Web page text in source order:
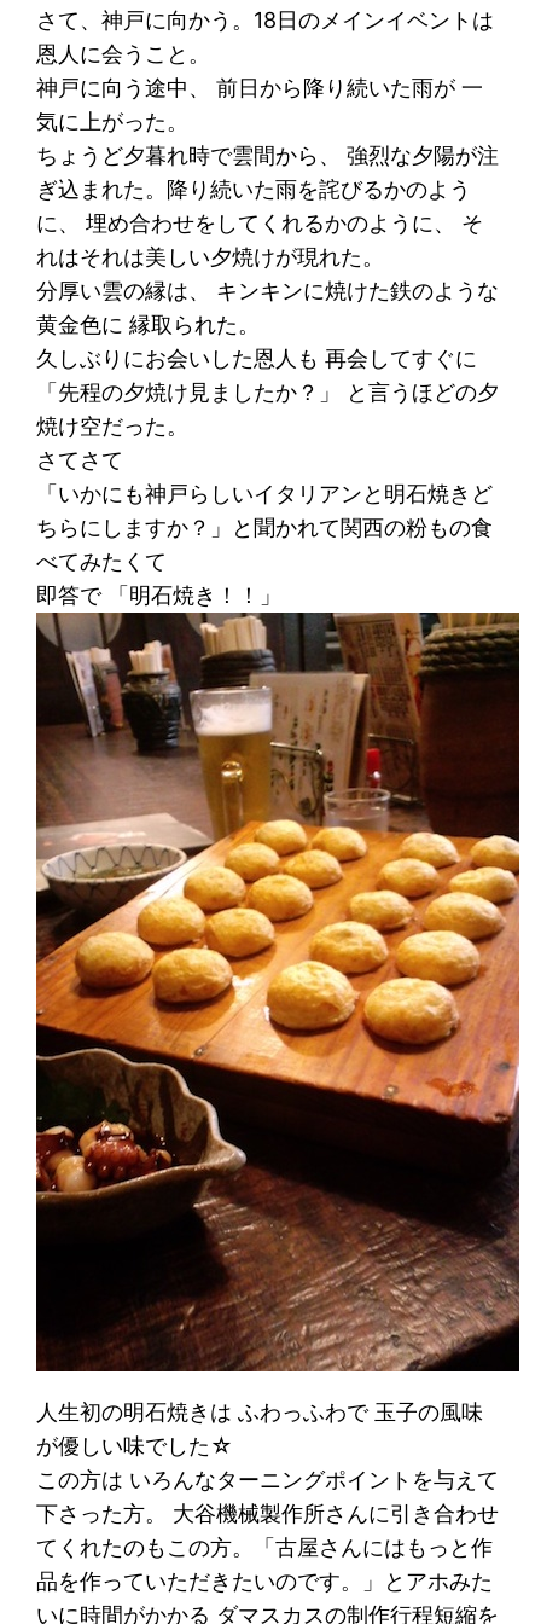
さて、神戸に向かう。18日のメインイベントは
恩人に会うこと。
神戸に向う途中、 前日から降り続いた雨が 一
気に上がった。
ちょうど夕暮れ時で雲間から、 強烈な夕陽が注
ぎ込まれた。降り続いた雨を詫びるかのよう
に、 埋め合わせをしてくれるかのように、 そ
れはそれは美しい夕焼けが現れた。
分厚い雲の縁は、 キンキンに焼けた鉄のような
黄金色に 縁取られた。
久しぶりにお会いした恩人も 再会してすぐに
「先程の夕焼け見ましたか？」 と言うほどの夕
焼け空だった。
さてさて
「いかにも神戸らしいイタリアンと明石焼きど
ちらにしますか？」と聞かれて関西の粉もの食
べてみたくて
即答で 「明石焼き！！」
人生初の明石焼きは ふわっふわで 玉子の風味
が優しい味でした☆
この方は いろんなターニングポイントを与えて
下さった方。 大谷機械製作所さんに引き合わせ
てくれたのもこの方。「古屋さんにはもっと作
品を作っていただきたいのです。」とアホみた
いに時間がかかる ダマスカスの制作行程短縮を